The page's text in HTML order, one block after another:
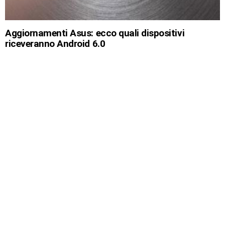
Aggiornamenti Asus: ecco quali dispositivi
riceveranno Android 6.0